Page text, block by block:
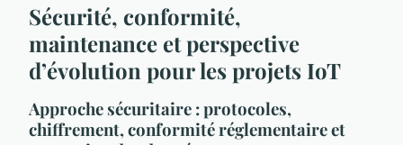
Sécurité, conformité,
maintenance et perspective
d’évolution pour les projets IoT
Approche sécuritaire : protocoles,
chiffrement, conformité réglementaire et